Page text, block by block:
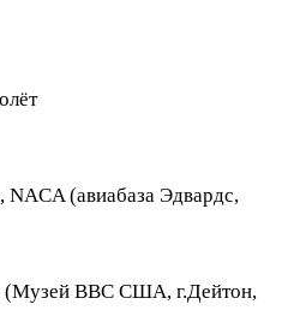
NACA (авиабаза Эдвардс,
(Музей ВВС США, г.Дейтон,